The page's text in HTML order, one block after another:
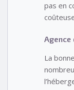
pas en
Agence
La